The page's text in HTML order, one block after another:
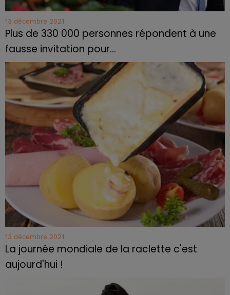
13 décembre 2021
Plus de 330 000 personnes répondent à une
fausse invitation pour...
13 décembre 2021
La journée mondiale de la raclette c'est
aujourd'hui !